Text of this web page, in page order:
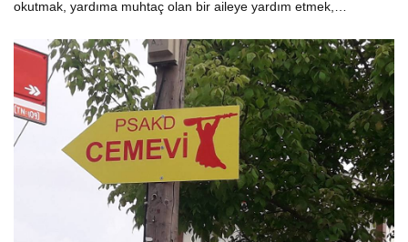
okutmak, yardıma muhtaç olan bir aileye yardım etmek,…